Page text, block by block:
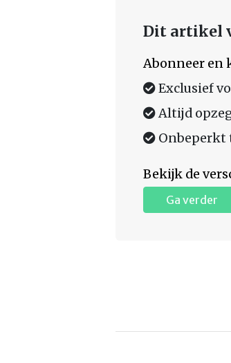
Dit artikel
Abonneer en
Exclusief
Altijd
Onbeperkt
Bekijk de
Ga verder